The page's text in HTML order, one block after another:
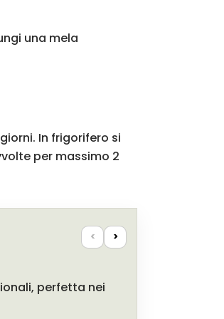
una mela
In frigorifero si
per massimo 2
< >
perfetta nei